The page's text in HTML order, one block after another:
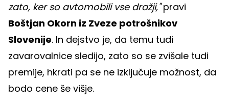
zato, ker so avtomobili vse dražji,"pravi
Boštjan Okorn iz Zveze potrošnikov
Slovenije. In dejstvo je, da temu tudi
zavarovalnice sledijo, zato so se zvišale tudi
premije, hkrati pa se ne izključuje možnost, da
bodo cene še višje.